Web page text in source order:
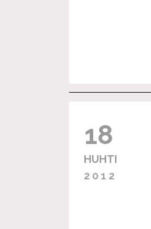
18
HUHTI
2012